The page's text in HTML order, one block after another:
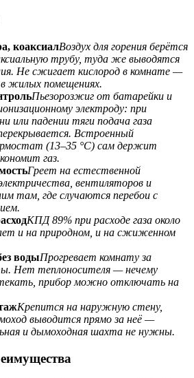
коаксиалВоздух для горения берётся
трубу, туда же выводятся
Не сжигает кислород в комнате —
жилых помещениях.
Пьезорозжиг от батарейки и
электроду: при
или падении тяги подача газа
Встроенный
(13–35 °C) сам держит
газ.
Греет на естественной
вентиляторов и
там, где случаются перебои с
КПД 89% при расходе газа около
и на природном, и на сжиженном
водыПрогревает комнату за
Нет теплоносителя — нечему
прибор можно отключать на
Крепится на наружную стену,
выводится прямо за неё —
и дымоходная шахта не нужны.